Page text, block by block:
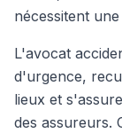
nécessitent
L'avocat
d'urgence,
lieux et
des assureurs.